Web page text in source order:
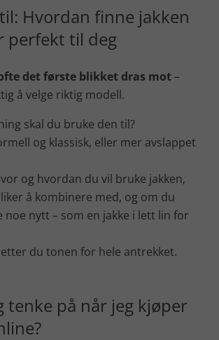
Hvordan finne jakken
perfekt til deg
det første blikket dras mot–
å velge riktig modell.
skal du bruke den til?
og klassisk, eller mer avslappet
og hvordan du vil bruke jakken,
å kombinere med, og om du
noe nytt – som en jakke i lett lin for
du tonen for hele antrekket.
tenke på når jeg kjøper